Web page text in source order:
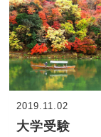
2019.11.02
大学受験